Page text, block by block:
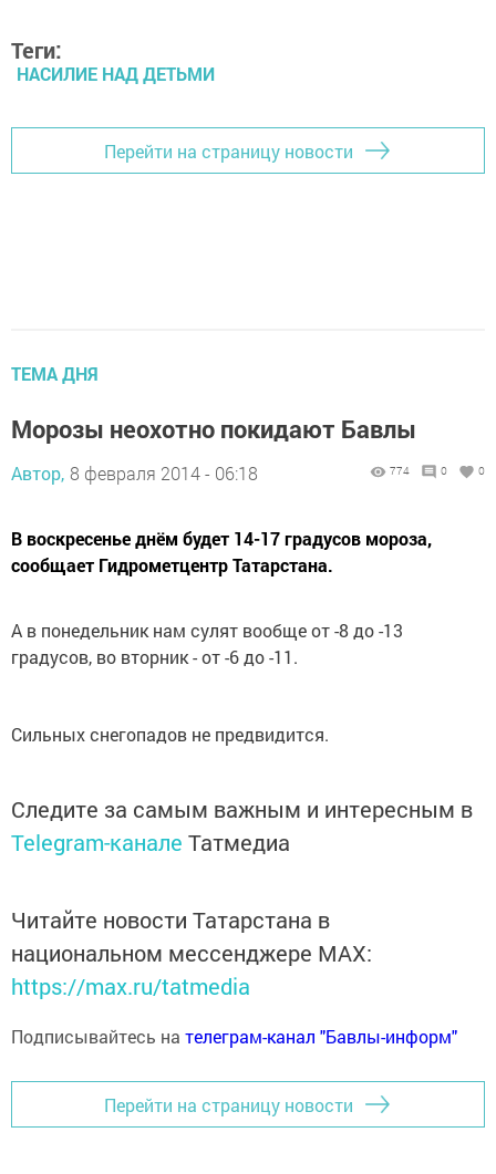
Теги:
НАСИЛИЕ НАД ДЕТЬМИ
Перейти на страницу новости
ТЕМА ДНЯ
Морозы неохотно покидают Бавлы
Автор, 8 февраля 2014 - 06:18 774 0 0
В воскресенье днём будет 14-17 градусов мороза,
сообщает Гидрометцентр Татарстана.
А в понедельник нам сулят вообще от -8 до -13
градусов, во вторник - от -6 до -11.
Сильных снегопадов не предвидится.
Следите за самым важным и интересным в
Telegram-канале Татмедиа
Читайте новости Татарстана в
национальном мессенджере MАХ:
https://max.ru/tatmedia
Подписывайтесь на телеграм-канал "Бавлы-информ"
Перейти на страницу новости